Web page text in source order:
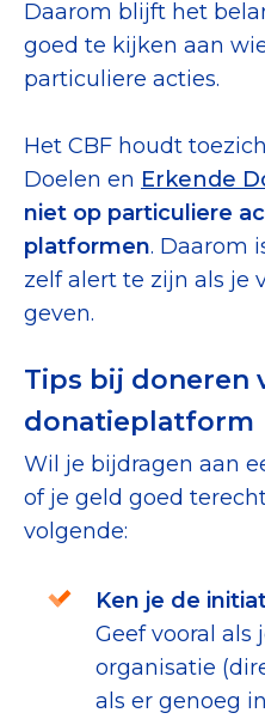
Daarom blijft het
goed te kijken aan
particuliere acties.
Het CBF houdt
Doelen en Erkende
niet op particuliere
platformen. Daarom
zelf alert te zijn als je
geven.
Tips bij doneren
donatieplatform
Wil je bijdragen aan
of je geld goed
volgende:
Ken je de
Geef vooral als
organisatie
als er genoeg